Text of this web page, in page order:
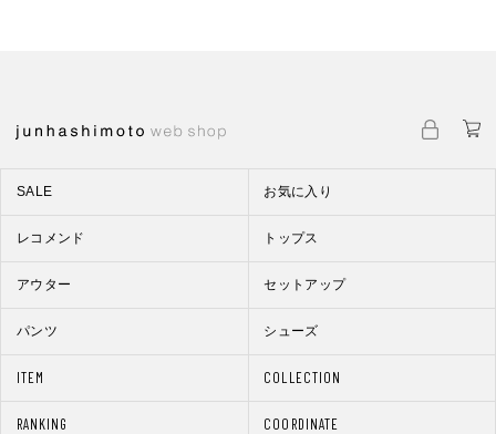
ITEM COLLECTION
RANKING COORDINATE
SALE お気に入り
レコメンド トップス
アウター セットアップ
パンツ シューズ